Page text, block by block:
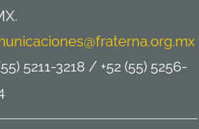
5211-3218 / +52 (55) 5256-